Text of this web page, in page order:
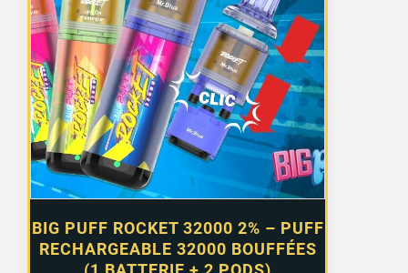
BIG PUFF ROCKET 32000 2% – PUFF
RECHARGEABLE 32000 BOUFFÉES